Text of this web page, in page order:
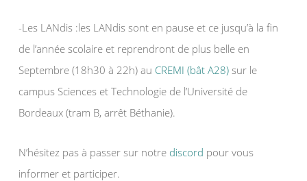
-Les LANdis :les LANdis sont en pause et ce jusqu’à la fin
de l’année scolaire et reprendront de plus belle en
Septembre (18h30 à 22h) au CREMI (bât A28) sur le
campus Sciences et Technologie de l’Université de
Bordeaux (tram B, arrêt Béthanie).
N’hésitez pas à passer sur notre discord pour vous
informer et participer.